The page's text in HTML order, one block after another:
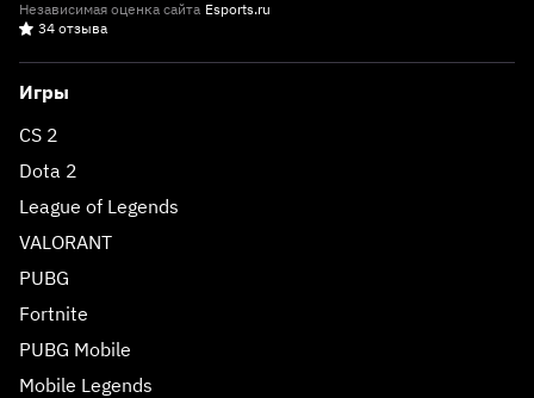
Независимая оценка сайта Esports.ru
34 отзыва
Игры
CS 2
Dota 2
League of Legends
VALORANT
PUBG
Fortnite
PUBG Mobile
Mobile Legends